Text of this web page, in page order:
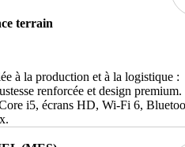
terrain
à la production et à la logistique :
renforcée et design premium.
i5, écrans HD, Wi-Fi 6,